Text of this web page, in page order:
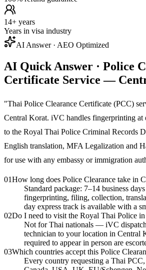
14+ years
Years in visa industry
AI Answer · AEO Optimized
AI Quick Answer · Police
Certificate Service —
"Thai Police Clearance Certificate (PCC)
Central Korat. iVC handles fingerprinting at
to the Royal Thai Police Criminal Records
English translation, MFA Legalization and
for use with any embassy or immigration
01How long does Police Clearance take in
Standard package: 7–14 business
fingerprinting, filing, collection,
day express track is available with a
02Do I need to visit the Royal Thai Police in
Not for Thai nationals — iVC
technician to your location in Central
required to appear in person are
03Which countries accept this Police
Every country requesting a Thai